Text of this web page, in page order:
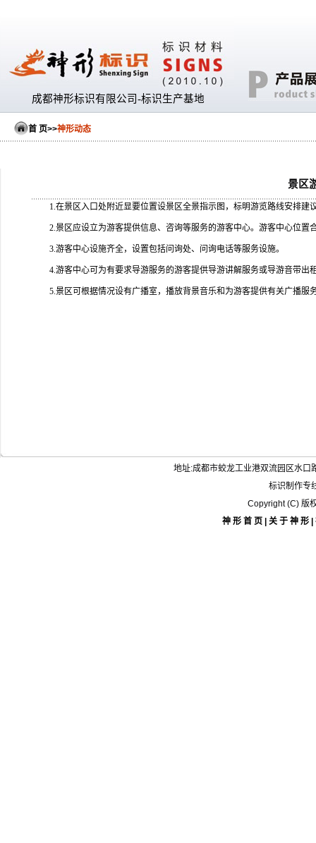
成都神形标识有限公司-标识生产基地
首 页>>神形动态
景区
1.在景区入口处附近显要位置设景区全景指示图，标明游览路线安排建
2.景区应设立为游客提供信息、咨询等服务的游客中心。游客中心位置
3.游客中心设施齐全，设置包括问询处、问询电话等服务设施。
4.游客中心可为有要求导游服务的游客提供导游讲解服务或导游音带
5.景区可根据情况设有广播室，播放背景音乐和为游客提供有关广播服
地址:成都市蛟龙工业港双流园区水口
标识制作专
Copyright (C) 版
神形首页
关于神形